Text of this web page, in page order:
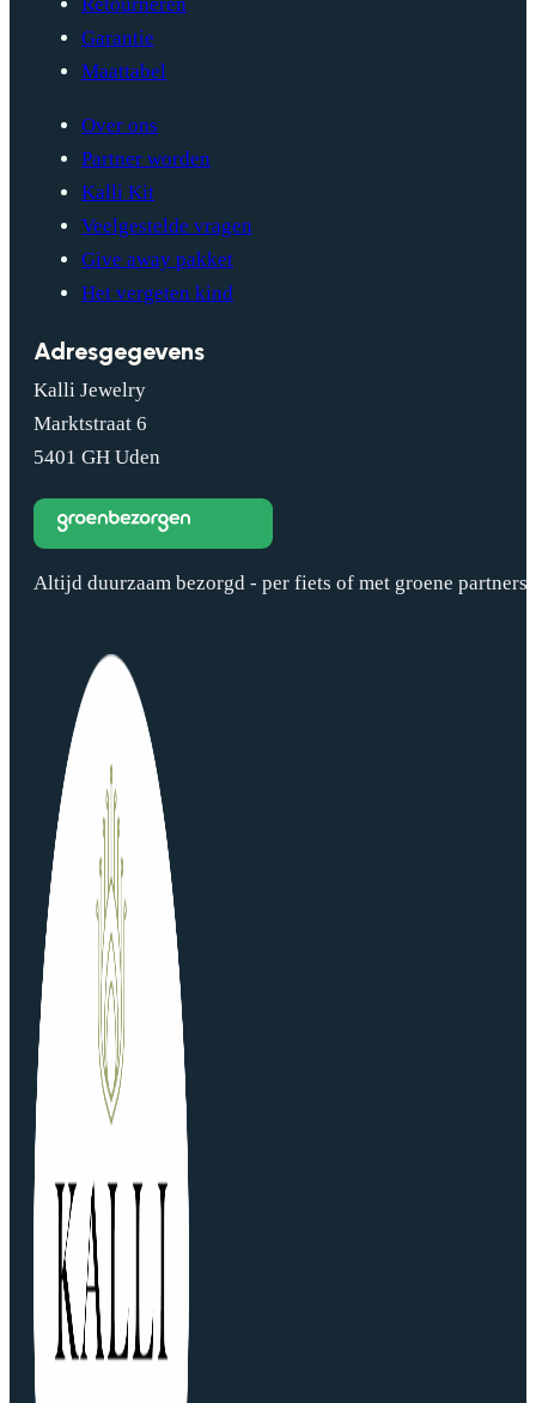
Retourneren
Garantie
Maattabel
Over ons
Partner worden
Kalli Kit
Veelgestelde vragen
Give away pakket
Het vergeten kind
Adresgegevens
Kalli Jewelry
Marktstraat 6
5401 GH Uden
Altijd duurzaam bezorgd - per fiets of met groene partners